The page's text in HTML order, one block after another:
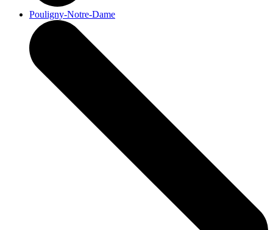
Pouligny-Notre-Dame